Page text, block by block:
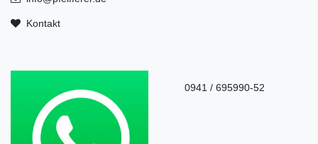
Kontakt
0941 / 695990-52